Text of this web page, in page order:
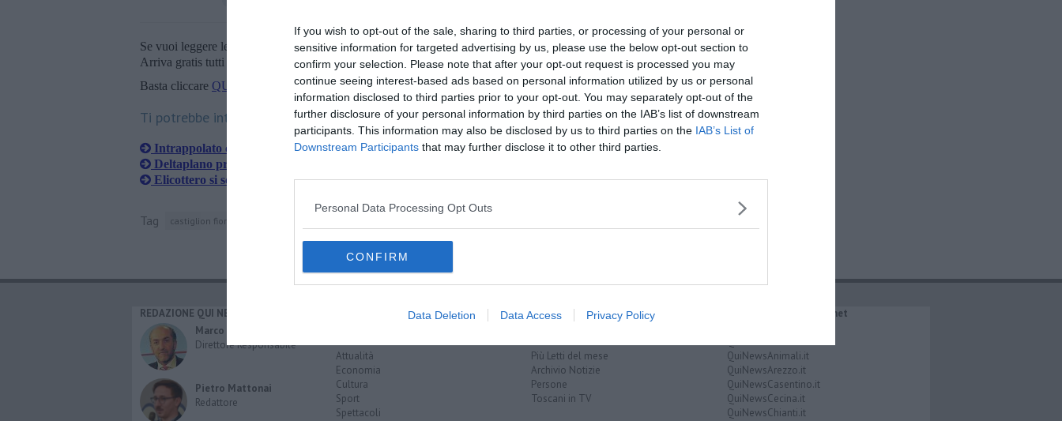
If you wish to opt-out of the sale, sharing to third parties, or processing of your personal or
sensitive information for targeted advertising by us, please use the below opt-out section to
confirm your selection. Please note that after your opt-out request is processed you may
continue seeing interest-based ads based on personal information utilized by us or personal
information disclosed to third parties prior to your opt-out. You may separately opt-out of the
further disclosure of your personal information by third parties on the IAB’s list of downstream
participants. This information may also be disclosed by us to third parties on the IAB’s List of
Downstream Participants that may further disclose it to other third parties.
Personal Data Processing Opt Outs
CONFIRM
Data Deletion Data Access Privacy Policy
Se vuoi leggere le notizie principali della Toscana iscriviti allaNewsletter QUInews - ToscanaMedia.
Arriva gratis tutti i giorni alle 20:00 direttamente nella tua casella di posta.
Basta cliccare QUI
Ti potrebbe interessare anche:
Intrappolato col parapendio sulla linea elettrica
Deltaplano precipita a ridosso della Fipili
Elicottero si schianta in mare, un morto
Tag castiglion fiorentino
REDAZIONE QUI NEWS
Marco Migli
Direttore Responsabile
Pietro Mattonai
Redattore
Attualità
Economia
Cultura
Sport
Spettacoli
RUBRICHE
Più Letti del mese
Archivio Notizie
Persone
Toscani in TV
IL NETWORK QuiNews.net
QuiNewsAnimali.it
QuiNewsArezzo.it
QuiNewsCasentino.it
QuiNewsCecina.it
QuiNewsChianti.it